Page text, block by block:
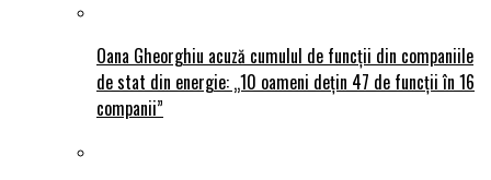
Oana Gheorghiu acuză cumulul de funcții din companiile
de stat din energie: „10 oameni dețin 47 de funcții în 16
companii”